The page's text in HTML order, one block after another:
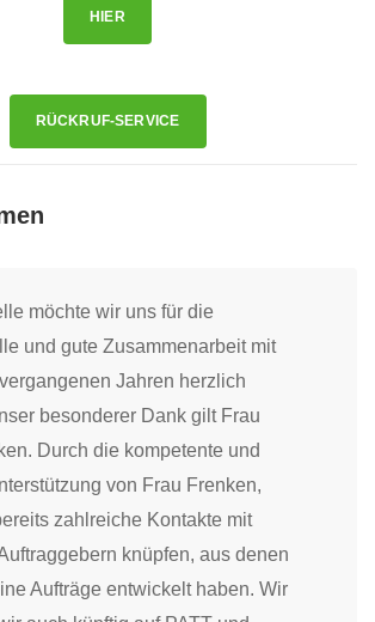
HIER
RÜCKRUF-SERVICE
mit der Unterstützung durch
zu uns und der Kundenseite
und durch die gute
mit ihrer Mitarbeiterin Frau
stets bestens informiert über alles
ein offenes Ohr für Fragen und
so!